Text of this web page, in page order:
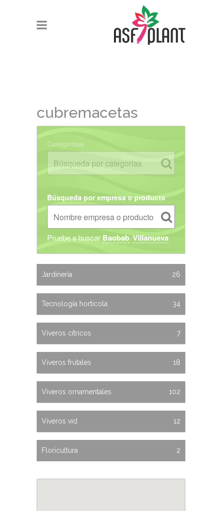
cubremacetas
Categorías
Búsqueda por empresa o producto
Pruebe a buscar Baobab Villanueva
Jardinería 26
Tecnología hortícola 34
Viveros cítricos 7
Viveros frutales 18
Viveros ornamentales 102
Viveros vid 12
Floricultura 2